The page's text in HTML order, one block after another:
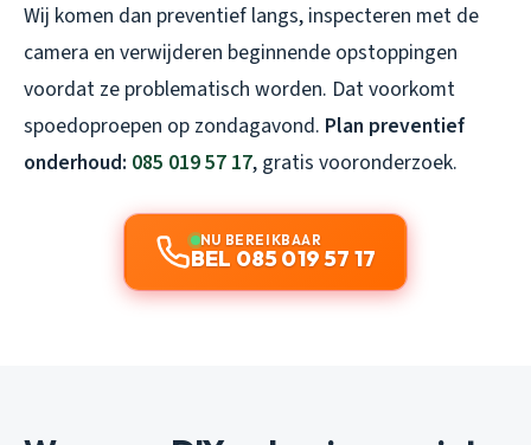
Wij komen dan preventief langs, inspecteren met de
camera en verwijderen beginnende opstoppingen
voordat ze problematisch worden. Dat voorkomt
spoedoproepen op zondagavond. Plan preventief
onderhoud: 085 019 57 17, gratis vooronderzoek.
NU BEREIKBAAR
BEL 085 019 57 17